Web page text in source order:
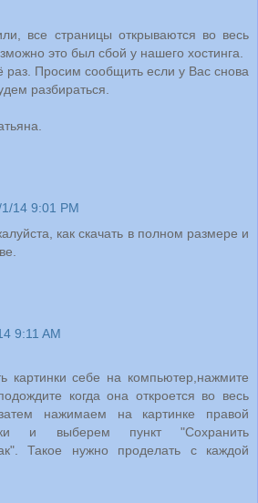
все страницы открываются во весь
это был сбой у нашего хостинга.
раз. Просим сообщить если у Вас снова
разбираться.
14 9:01 PM
как скачать в полном размере и
9:11 AM
картинки себе на компьютер,нажмите
когда она откроется во весь
нажимаем на картинке правой
и выберем пункт "Сохранить
Такое нужно проделать с каждой